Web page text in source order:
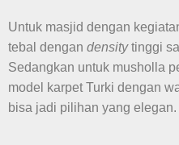
Untuk masjid dengan
tebal dengan densitytinggi
Sedangkan untuk musholla
model karpet Turki dengan
bisa jadi pilihan yang elegan.